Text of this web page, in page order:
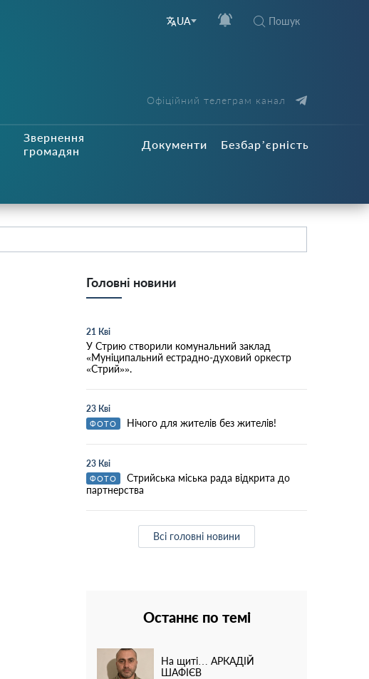
UA Пошук
Офіційний телеграм канал
Звернення
громадян
Документи Безбар’єрність
Головні новини
21 Кві
У Стрию створили комунальний заклад
«Муніципальний естрадно-духовий оркестр
«Стрий»».
23 Кві
ФОТО Нічого для жителів без жителів!
23 Кві
ФОТО
Стрийська міська рада відкрита до
партнерства
Всі головні новини
Останнє по темі
На щиті… АРКАДІЙ
ШАФІЄВ